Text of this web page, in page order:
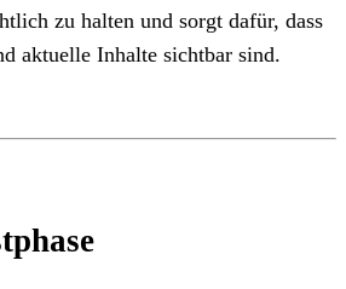
zu halten und sorgt dafür, dass
aktuelle Inhalte sichtbar sind.